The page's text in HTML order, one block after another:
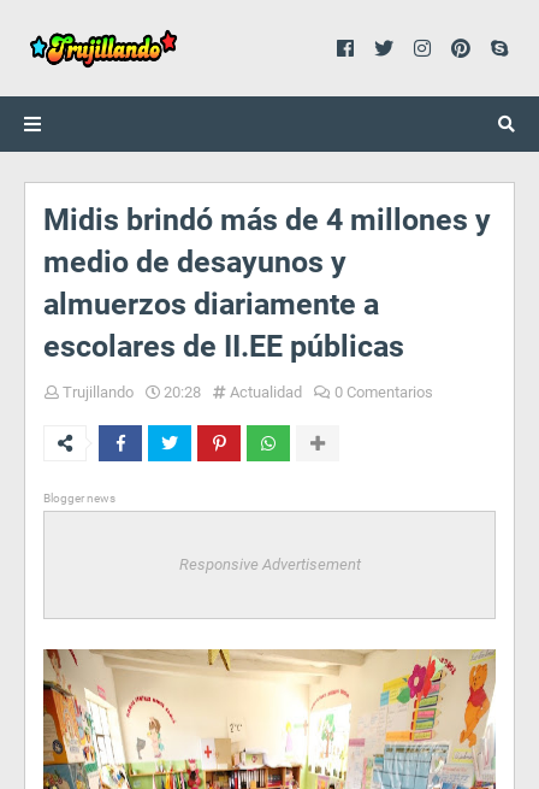
Midis brindó más de 4 millones y
medio de desayunos y
almuerzos diariamente a
escolares de II.EE públicas
Trujillando 20:28 Actualidad 0 Comentarios
Blogger news
Responsive Advertisement